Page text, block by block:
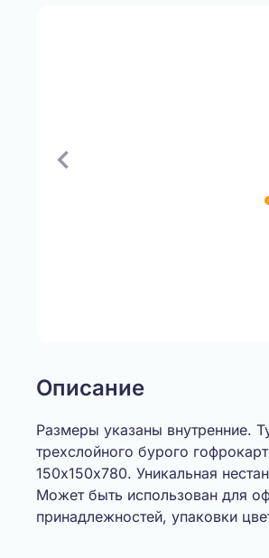
Описание
Размеры указаны внутренние.
трехслойного бурого
150х150х780. Уникальная
Может быть использован для
принадлежностей, упаковки